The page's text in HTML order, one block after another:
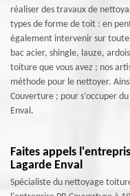
réaliser des travaux de
types de forme de toit : en
également intervenir sur
bac acier, shingle, lauze,
toiture que vous avez ; nos
méthode pour le nettoyer.
Couverture ; pour s’occuper
Enval.
Faites appels
Lagarde Enval
Spécialiste du nettoyage